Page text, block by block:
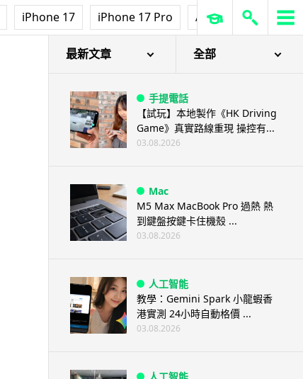
iPhone 17 iPhone 17 Pro AirPods Pro 3
最新文章 全部
手提電話
【試玩】本地製作《HK Driving
Game》真實路線重現 操控有...
03.08.2026
Mac
M5 Max MacBook Pro 過熱 熱
到鍵盤按鍵卡住機殼 ...
03.08.2026
人工智能
教學：Gemini Spark 小龍蝦香
港實測 24小時自動格價 ...
03.08.2026